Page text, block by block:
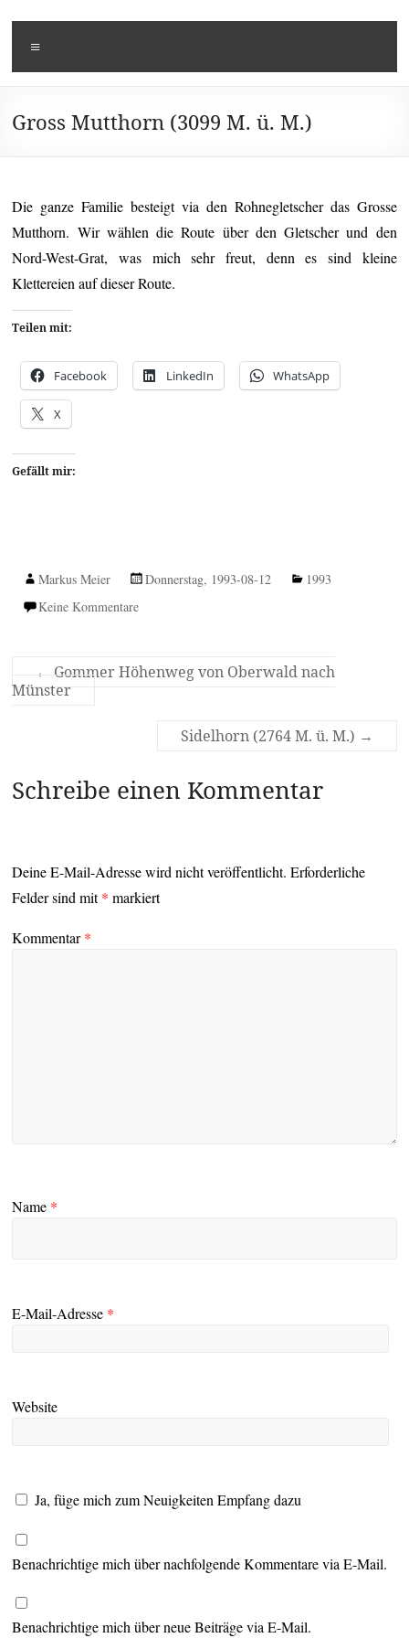
Inhalt
springenKusi's
Tagebuch
Carpe
Diem
Gross Mutthorn (3099 M. ü. M.)
Die ganze Familie besteigt via den Rohnegletscher das Grosse
Mutthorn. Wir wählen die Route über den Gletscher und den
Nord-West-Grat, was mich sehr freut, denn es sind kleine
Klettereien auf dieser Route.
Teilen mit:
Facebook LinkedIn WhatsApp
X
Gefällt mir:
Markus Meier Donnerstag, 1993-08-12
1993
Keine Kommentare
←
Gommer Höhenweg von Oberwald nach
Münster
Sidelhorn (2764 M. ü. M.) →
Schreibe einen Kommentar
Deine E-Mail-Adresse wird nicht veröffentlicht. Erforderliche
Felder sind mit* markiert
Kommentar*
Name *
E-Mail-Adresse *
Website
Ja, füge mich zum Neuigkeiten Empfang dazu
Benachrichtige mich über nachfolgende Kommentare via E-Mail.
Benachrichtige mich über neue Beiträge via E-Mail.